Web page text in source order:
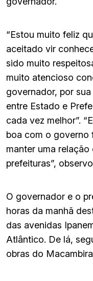
“Estou muito feliz
aceitado vir
sido muito
muito atencioso
governador, por
entre Estado e
cada vez melhor”.
boa com o governo
manter uma
prefeituras”,
O governador e o
horas da manhã
das avenidas
Atlântico. De lá,
obras do